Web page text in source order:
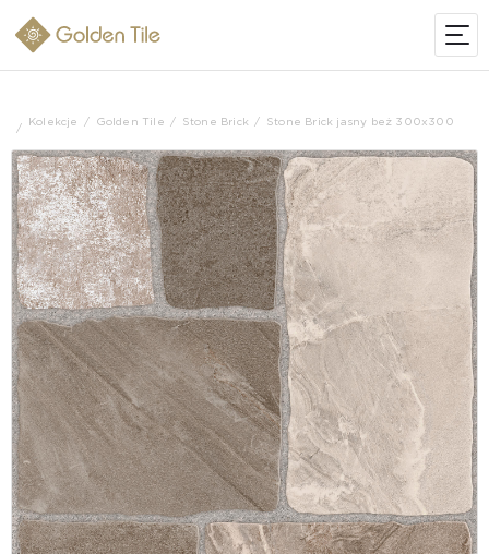
Kolekcje Golden Tile Stone Brick Stone Brick jasny beż 300x300